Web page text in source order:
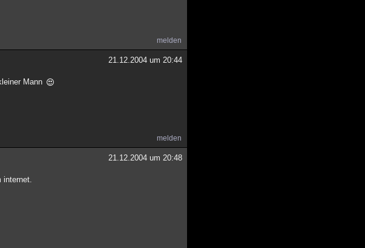
melden
21.12.2004 um 20:44
Mann
melden
21.12.2004 um 20:48
internet.